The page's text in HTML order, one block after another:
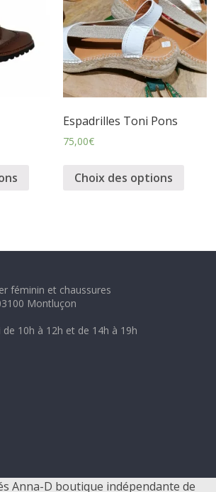
Espadrilles Toni Pons
75,00€
Choix des options
féminin et chaussures
Montluçon
10h à 12h et de 14h à 19h
Anna-D boutique indépendante de